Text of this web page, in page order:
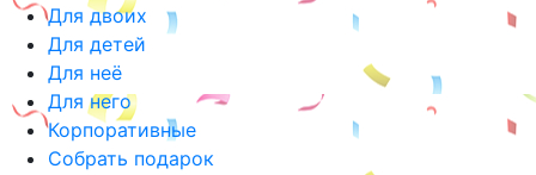
Для двоих
Для детей
Для неё
Для него
Корпоративные
Собрать подарок